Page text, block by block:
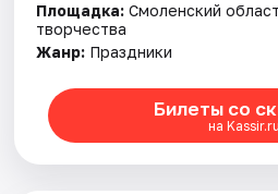
Площадка: Смоленский
творчества
Жанр: Праздники
Билеты со
на Kassir.ru